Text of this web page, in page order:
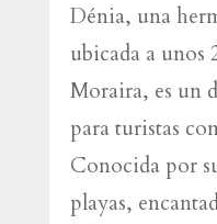
Dénia, una
ubicada a unos
Moraira, es un
para turistas
Conocida por
playas,